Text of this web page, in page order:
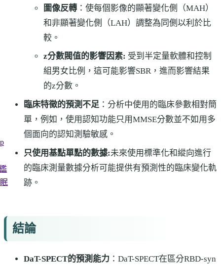
圖像反轉 ：使每個影像的顯著變化側（MAH）
和非顯著變化側（LAH）調整為同側以利於比
較。
z分數閥值的影響因素: 受到半定量軟體和控制
組男女比例，這可能影響SBR，進而影響結果
的z分數。
臨床特徵的預測不足：分析中使用的臨床參數相對簡
單，例如，使用認知功能只用MMSE分數並不如用多
個面向的認知測驗敏感。
只使用基點單點的數據:未來使用標準化和縱向進行
的臨床測量數據分析可能提供有預測性的臨床變化軌
跡。
結論
DaT-SPECT的預測能力 ：DaT-SPECT在區分RBD-syn